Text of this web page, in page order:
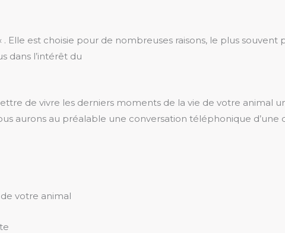
. Elle est choisie pour de nombreuses raisons, le plus
dans l’intérêt du
de vivre les derniers moments de la vie de votre animal
aurons au préalable une conversation téléphonique d’une
votre animal